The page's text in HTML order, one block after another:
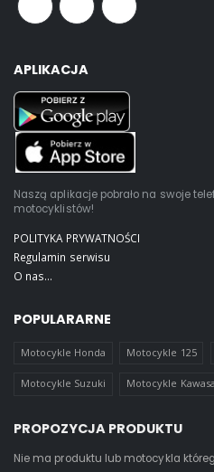
APLIKACJA
Naszą aplikacje pobrało na swoje
motocyklistów!
POLITYKA PRYWATNOŚCI
Regulamin serwisu
O nas...
POPULARARNE
Motocykle Honda Motocykle 125
Motocykle Suzuki Motocykle
PROPOZYCJA PRODUKTU
Nie ma produktu lub motocykla